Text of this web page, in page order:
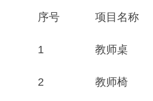
序号 项目名称
1 教师桌
2 教师椅